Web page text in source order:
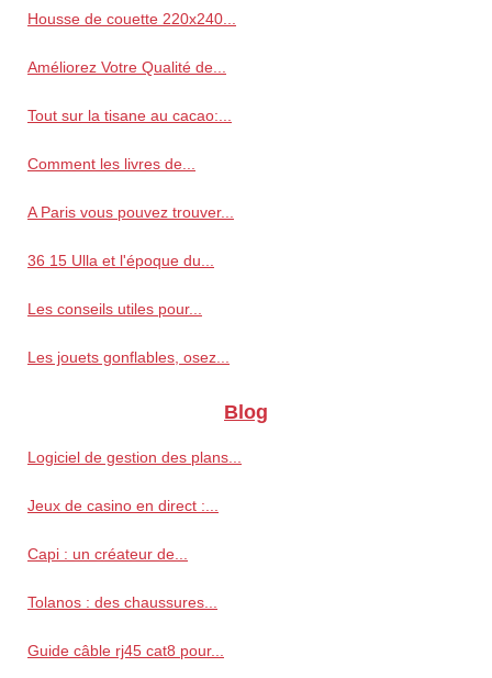
Housse de couette 220x240...
Améliorez Votre Qualité de...
Tout sur la tisane au cacao:...
Comment les livres de...
A Paris vous pouvez trouver...
36 15 Ulla et l'époque du...
Les conseils utiles pour...
Les jouets gonflables, osez...
Blog
Logiciel de gestion des plans...
Jeux de casino en direct :...
Capi : un créateur de...
Tolanos : des chaussures...
Guide câble rj45 cat8 pour...